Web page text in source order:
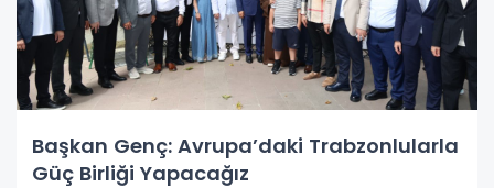
Başkan Genç: Avrupa’daki Trabzonlularla
Güç Birliği Yapacağız